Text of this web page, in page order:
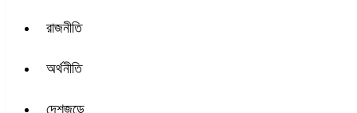
রাজনীতি
অর্থনীতি
দেশজুড়ে